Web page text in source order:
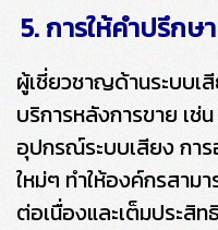
5. การให้คำปรึกษ
ผู้เชี่ยวชาญด้านระบบเ
บริการหลังการขาย เช่
อุปกรณ์ระบบเสียง การ
ใหม่ๆ ทำให้องค์กรสาม
ต่อเนื่องและเต็มประสิท